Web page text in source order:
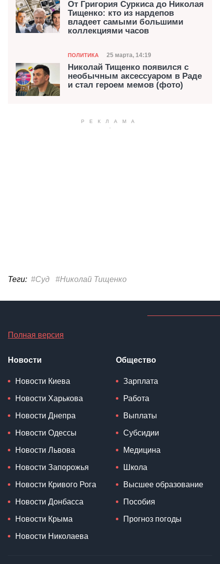
От Григория Суркиса до Николая
Тищенко: кто из нардепов
владеет самыми большими
коллекциями часов
Категория
ПОЛИТИКА Дата публикации
25 марта, 14:19
Николай Тищенко появился с
необычным аксессуаром в Раде
и стал героем мемов (фото)
Теги: #Суд #Николай Тищенко
Полная версия
Новости
Новости Киева
Новости Харькова
Новости Днепра
Новости Одессы
Новости Львова
Новости Запорожья
Новости Кривого Рога
Новости Донбасса
Новости Крыма
Новости Николаева
Общество
Зарплата
Работа
Выплаты
Субсидии
Медицина
Школа
Высшее образование
Пособия
Прогноз погоды